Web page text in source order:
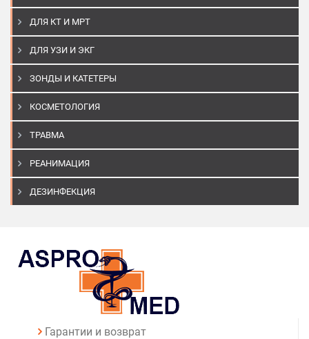
ДЛЯ КТ И МРТ
ДЛЯ УЗИ И ЭКГ
ЗОНДЫ И КАТЕТЕРЫ
КОСМЕТОЛОГИЯ
ТРАВМА
РЕАНИМАЦИЯ
ДЕЗИНФЕКЦИЯ
Гарантии и возврат